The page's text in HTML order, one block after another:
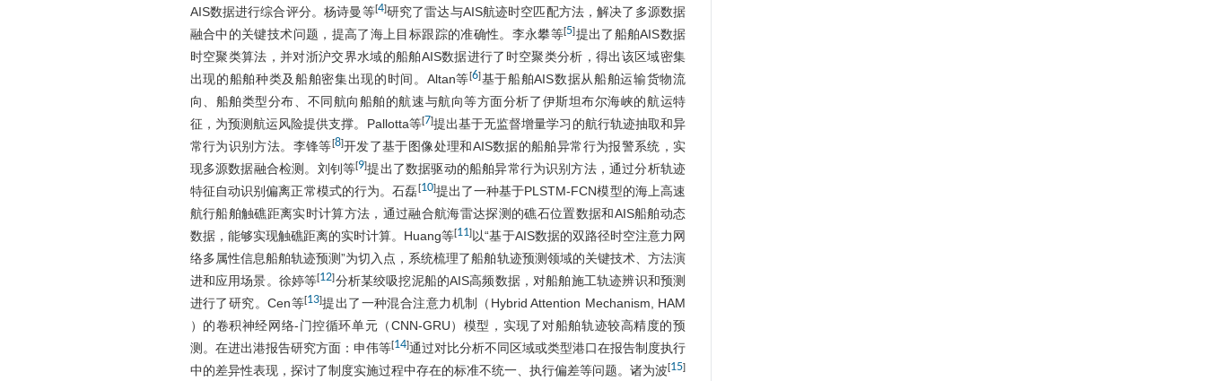
AIS数据进行综合评分。杨诗曼等[4]研究了雷达与AIS航迹时空匹配方法，解决了多源数据
融合中的关键技术问题，提高了海上目标跟踪的准确性。李永攀等[5]提出了船舶AIS数据
时空聚类算法，并对浙沪交界水域的船舶AIS数据进行了时空聚类分析，得出该区域密集
出现的船舶种类及船舶密集出现的时间。Altan等[6]基于船舶AIS数据从船舶运输货物流
向、船舶类型分布、不同航向船舶的航速与航向等方面分析了伊斯坦布尔海峡的航运特
征，为预测航运风险提供支撑。Pallotta等[7]提出基于无监督增量学习的航行轨迹抽取和异
常行为识别方法。李锋等[8]开发了基于图像处理和AIS数据的船舶异常行为报警系统，实
现多源数据融合检测。刘钊等[9]提出了数据驱动的船舶异常行为识别方法，通过分析轨迹
特征自动识别偏离正常模式的行为。石磊[10]提出了一种基于PLSTM-FCN模型的海上高速
航行船舶触礁距离实时计算方法，通过融合航海雷达探测的礁石位置数据和AIS船舶动态
数据，能够实现触礁距离的实时计算。Huang等[11]以“基于AIS数据的双路径时空注意力网
络多属性信息船舶轨迹预测”为切入点，系统梳理了船舶轨迹预测领域的关键技术、方法演
进和应用场景。徐婷等[12]分析某绞吸挖泥船的AIS高频数据，对船舶施工轨迹辨识和预测
进行了研究。Cen等[13]提出了一种混合注意力机制（Hybrid Attention Mechanism, HAM
）的卷积神经网络-门控循环单元（CNN-GRU）模型，实现了对船舶轨迹较高精度的预
测。在进出港报告研究方面：申伟等[14]通过对比分析不同区域或类型港口在报告制度执行
中的差异性表现，探讨了制度实施过程中存在的标准不统一、执行偏差等问题。诸为波[15]